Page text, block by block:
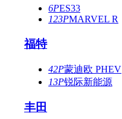
6PES33
123PMARVEL R
福特
42P蒙迪欧 PHEV
13P锐际新能源
丰田